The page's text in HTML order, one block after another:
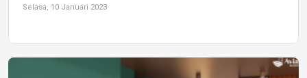
Selasa, 10 Januari 2023